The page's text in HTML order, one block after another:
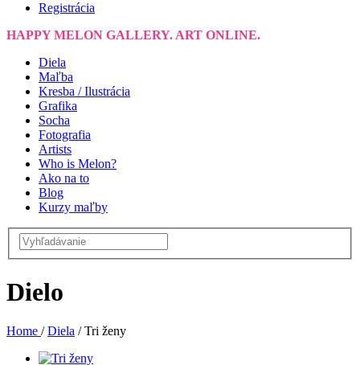
Registrácia
HAPPY MELON GALLERY. ART ONLINE.
Diela
Maľba
Kresba / Ilustrácia
Grafika
Socha
Fotografia
Artists
Who is Melon?
Ako na to
Blog
Kurzy maľby
Dielo
Home / Diela /Tri ženy